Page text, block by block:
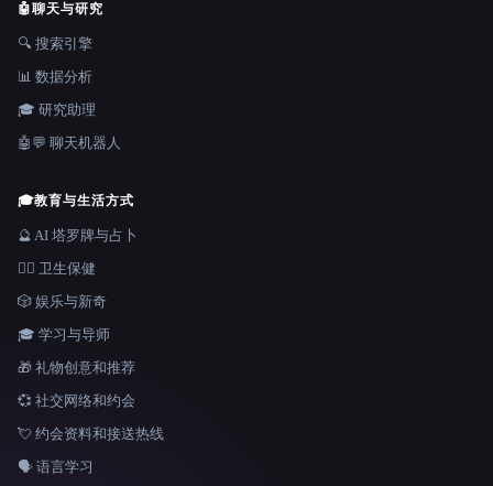
🤖聊天与研究
🔍 搜索引擎
📊 数据分析
🎓 研究助理
🤖💬 聊天机器人
🎓教育与生活方式
🔮 AI 塔罗牌与占卜
👩‍⚕️ 卫生保健
🎲 娱乐与新奇
🎓 学习与导师
🎁 礼物创意和推荐
💞 社交网络和约会
💘 约会资料和接送热线
🗣️ 语言学习